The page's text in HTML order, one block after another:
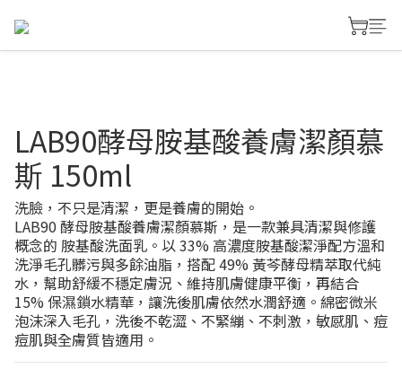
LAB90酵母胺基酸養膚潔顏慕
斯 150ml
洗臉，不只是清潔，更是養膚的開始。
LAB90 酵母胺基酸養膚潔顏慕斯，是一款兼具清潔與修護
概念的 胺基酸洗面乳。以 33% 高濃度胺基酸潔淨配方溫和
洗淨毛孔髒污與多餘油脂，搭配 49% 黃芩酵母精萃取代純
水，幫助舒緩不穩定膚況、維持肌膚健康平衡，再結合
15% 保濕鎖水精華，讓洗後肌膚依然水潤舒適。綿密微米
泡沫深入毛孔，洗後不乾澀、不緊繃、不刺激，敏感肌、痘
痘肌與全膚質皆適用。